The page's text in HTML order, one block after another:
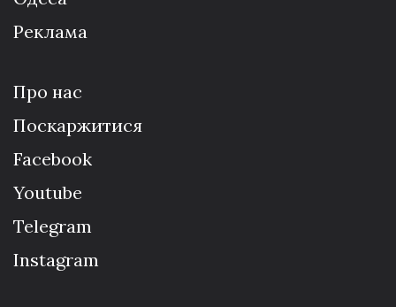
Реклама
Про нас
Поскаржитися
Facebook
Youtube
Telegram
Instagram